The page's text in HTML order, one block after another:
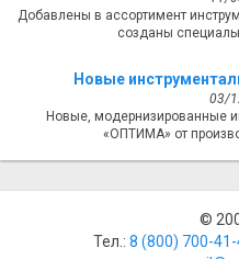
Добавлены в ассортимент
созданы
Новые
03/
Новые, модернизированные
«ОПТИМА» от
©
Тел.: 8 (800) ‎700-41-